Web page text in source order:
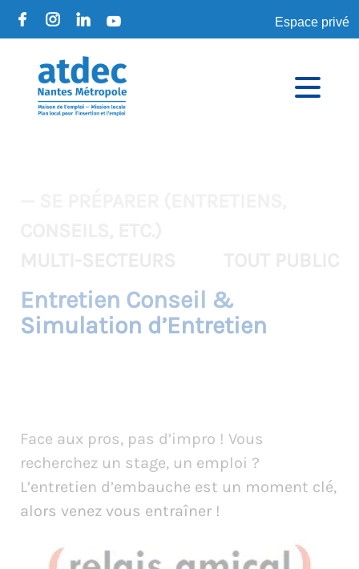
Espace privé
Entretien Conseil &
Simulation d’Entretien
Face aux pros, pas d’impro ! Vous
recherchez un stage, un emploi ?
L’entretien d’embauche est un moment clé,
alors venez vous entraîner !